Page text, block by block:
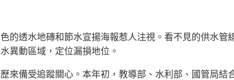
的透水地磚和節水宣揚海報惹人注視。看不見的供水管
異動區域，定位漏損地位。
來備受追蹤關心。本年初，教導部、水利部、國管局結